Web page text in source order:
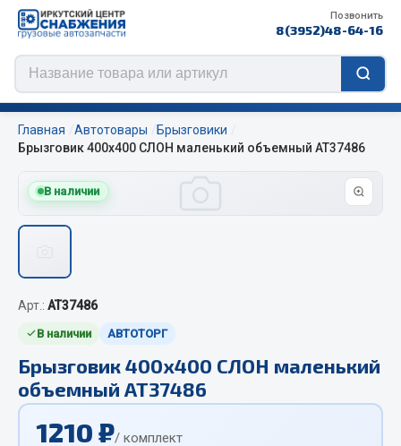
Позвонить
8(3952)48-64-16
Цепи противоскольжения
QITONG
Отопители салона, подогреватели
Главная Автотовары
Брызговики
Брызговик 400х400 СЛОН маленький объемный АТ37486
В наличии
Арт.: AT37486
В наличии АВТОТОРГ
Брызговик 400х400 СЛОН маленький
объемный АТ37486
1210 ₽/ комплект